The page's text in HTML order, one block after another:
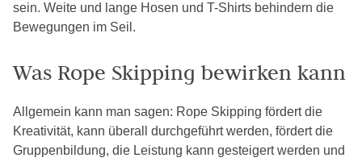
sein. Weite und lange Hosen und T-Shirts behindern die
Bewegungen im Seil.
Was Rope Skipping bewirken kann
Allgemein kann man sagen: Rope Skipping fördert die
Kreativität, kann überall durchgeführt werden, fördert die
Gruppenbildung, die Leistung kann gesteigert werden und